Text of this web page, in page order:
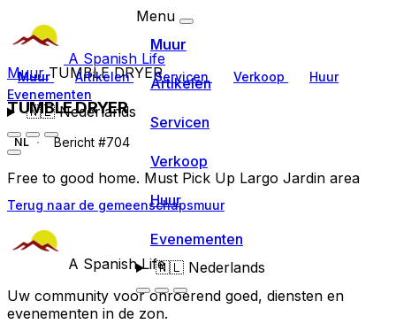
A Spanish Life
Muur Artikelen Servicen Verkoop
Huur
Evenementen
🇳🇱Nederlands
Menu
Muur
Artikelen
Servicen
Verkoop
Huur
Evenementen
🇳🇱Nederlands
MuurTUMBLE DRYER
TUMBLE DRYER
NL Bericht #704
Free to good home. Must Pick Up Largo Jardin area
Terug naar de gemeenschapsmuur
A Spanish Life
Uw community voor onroerend goed, diensten en
evenementen in de zon.